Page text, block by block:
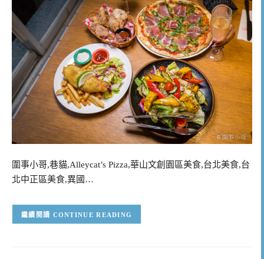
圍事小哥,巷貓,Alleycat’s Pizza,華山文創園區美食,台北美食,台
北中正區美食,異國…
CONTINUE READING